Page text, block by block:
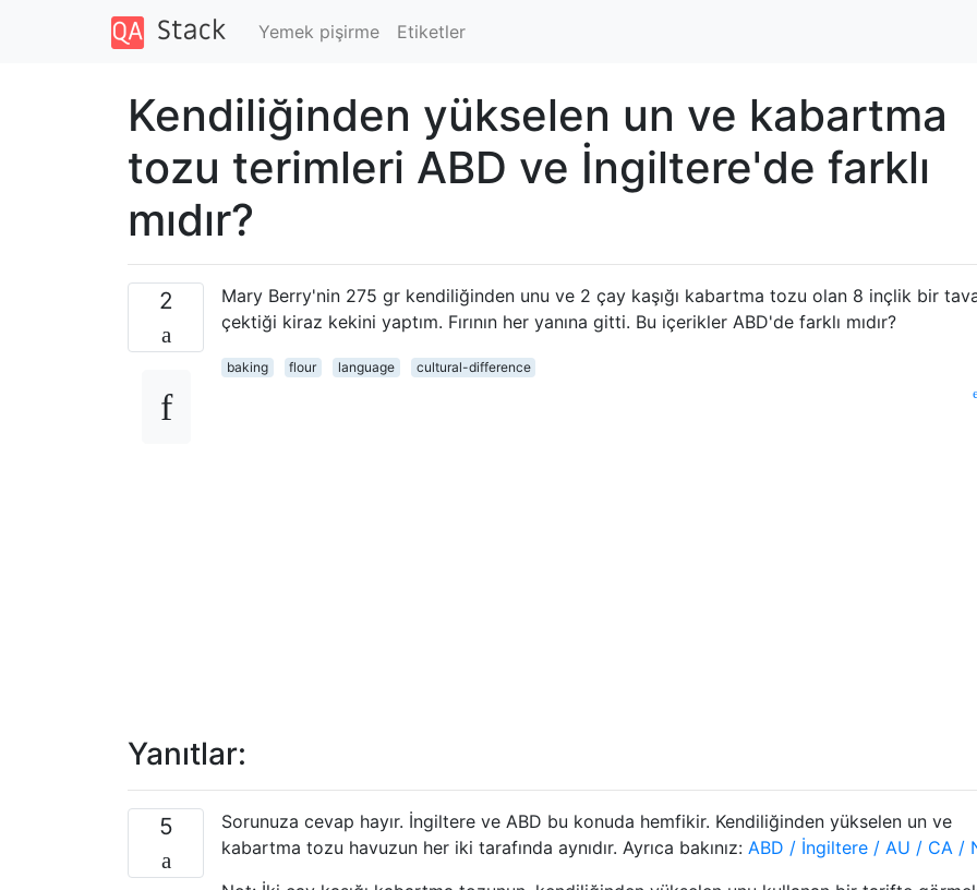
Yemek pişirme Etiketler
Kendiliğinden yükselen un ve kabartma
tozu terimleri ABD ve İngiltere'de farklı
mıdır?
2
Mary Berry'nin 275 gr kendiliğinden unu ve 2 çay kaşığı kabartma tozu olan 8 inçlik bir
çektiği kiraz kekini yaptım. Fırının her yanına gitti. Bu içerikler ABD'de farklı mıdır?
baking flour language cultural-difference
Yanıtlar:
5
Sorunuza cevap hayır. İngiltere ve ABD bu konuda hemfikir. Kendiliğinden yükselen un ve
kabartma tozu havuzun her iki tarafında aynıdır. Ayrıca bakınız: ABD / İngiltere / AU / CA /